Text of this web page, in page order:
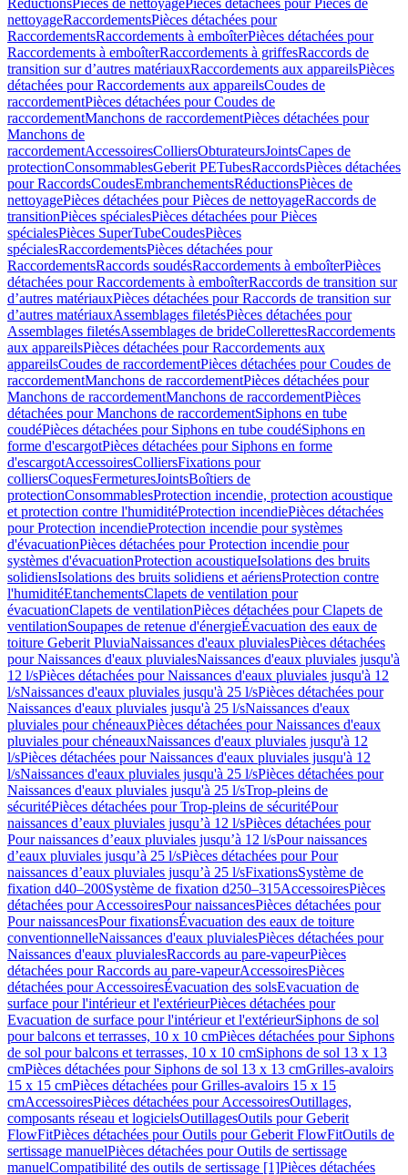
RéductionsPièces de nettoyagePièces détachées pour Pièces de
nettoyageRaccordementsPièces détachées pour
RaccordementsRaccordements à emboîterPièces détachées pour
Raccordements à emboîterRaccordements à griffesRaccords de
transition sur d’autres matériauxRaccordements aux appareilsPièces
détachées pour Raccordements aux appareilsCoudes de
raccordementPièces détachées pour Coudes de
raccordementManchons de raccordementPièces détachées pour
Manchons de
raccordementAccessoiresColliersObturateursJointsCapes de
protectionConsommablesGeberit PETubesRaccordsPièces détachées
pour RaccordsCoudesEmbranchementsRéductionsPièces de
nettoyagePièces détachées pour Pièces de nettoyageRaccords de
transitionPièces spécialesPièces détachées pour Pièces
spécialesPièces SuperTubeCoudesPièces
spécialesRaccordementsPièces détachées pour
RaccordementsRaccords soudésRaccordements à emboîterPièces
détachées pour Raccordements à emboîterRaccords de transition sur
d’autres matériauxPièces détachées pour Raccords de transition sur
d’autres matériauxAssemblages filetésPièces détachées pour
Assemblages filetésAssemblages de brideCollerettesRaccordements
aux appareilsPièces détachées pour Raccordements aux
appareilsCoudes de raccordementPièces détachées pour Coudes de
raccordementManchons de raccordementPièces détachées pour
Manchons de raccordementManchons de raccordementPièces
détachées pour Manchons de raccordementSiphons en tube
coudéPièces détachées pour Siphons en tube coudéSiphons en
forme d'escargotPièces détachées pour Siphons en forme
d'escargotAccessoiresColliersFixations pour
colliersCoquesFermeturesJointsBoîtiers de
protectionConsommablesProtection incendie, protection acoustique
et protection contre l'humiditéProtection incendiePièces détachées
pour Protection incendieProtection incendie pour systèmes
d'évacuationPièces détachées pour Protection incendie pour
systèmes d'évacuationProtection acoustiqueIsolations des bruits
solidiensIsolations des bruits solidiens et aériensProtection contre
l'humiditéEtanchementsClapets de ventilation pour
évacuationClapets de ventilationPièces détachées pour Clapets de
ventilationSoupapes de retenue d'énergieÉvacuation des eaux de
toiture Geberit PluviaNaissances d'eaux pluvialesPièces détachées
pour Naissances d'eaux pluvialesNaissances d'eaux pluviales jusqu'à
12 l/sPièces détachées pour Naissances d'eaux pluviales jusqu'à 12
l/sNaissances d'eaux pluviales jusqu'à 25 l/sPièces détachées pour
Naissances d'eaux pluviales jusqu'à 25 l/sNaissances d'eaux
pluviales pour chéneauxPièces détachées pour Naissances d'eaux
pluviales pour chéneauxNaissances d'eaux pluviales jusqu'à 12
l/sPièces détachées pour Naissances d'eaux pluviales jusqu'à 12
l/sNaissances d'eaux pluviales jusqu'à 25 l/sPièces détachées pour
Naissances d'eaux pluviales jusqu'à 25 l/sTrop-pleins de
sécuritéPièces détachées pour Trop-pleins de sécuritéPour
naissances d’eaux pluviales jusqu’à 12 l/sPièces détachées pour
Pour naissances d’eaux pluviales jusqu’à 12 l/sPour naissances
d’eaux pluviales jusqu’à 25 l/sPièces détachées pour Pour
naissances d’eaux pluviales jusqu’à 25 l/sFixationsSystème de
fixation d40–200Système de fixation d250–315AccessoiresPièces
détachées pour AccessoiresPour naissancesPièces détachées pour
Pour naissancesPour fixationsÉvacuation des eaux de toiture
conventionnelleNaissances d'eaux pluvialesPièces détachées pour
Naissances d'eaux pluvialesRaccords au pare-vapeurPièces
détachées pour Raccords au pare-vapeurAccessoiresPièces
détachées pour AccessoiresÉvacuation des solsEvacuation de
surface pour l'intérieur et l'extérieurPièces détachées pour
Evacuation de surface pour l'intérieur et l'extérieurSiphons de sol
pour balcons et terrasses, 10 x 10 cmPièces détachées pour Siphons
de sol pour balcons et terrasses, 10 x 10 cmSiphons de sol 13 x 13
cmPièces détachées pour Siphons de sol 13 x 13 cmGrilles-avaloirs
15 x 15 cmPièces détachées pour Grilles-avaloirs 15 x 15
cmAccessoiresPièces détachées pour AccessoiresOutillages,
composants réseau et logicielsOutillagesOutils pour Geberit
FlowFitPièces détachées pour Outils pour Geberit FlowFitOutils de
sertissage manuelPièces détachées pour Outils de sertissage
manuelCompatibilité des outils de sertissage [1]Pièces détachées